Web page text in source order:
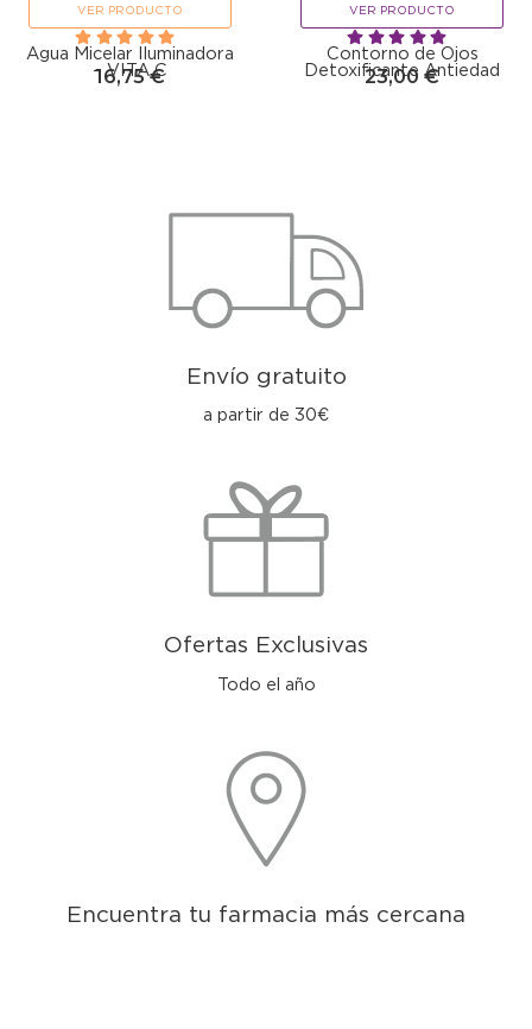
VER PRODUCTO
Agua Micelar Iluminadora
– VITA C
16,75€
VER PRODUCTO
Contorno de Ojos
Detoxificante Antiedad
23,00 €
Envío gratuito
a partir de 30€
Ofertas Exclusivas
Todo el año
Encuentra tu farmacia más cercana